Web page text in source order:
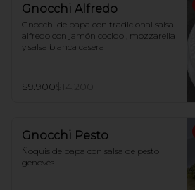
Gnocchi Alfredo
Gnocchi de papa con tradicional salsa
alfredo con jamón cocido , mozzarella
y salsa blanca casera
$9.900$14.200
Gnocchi Pesto
Ñoquis de papa con salsa de pesto
genovés.